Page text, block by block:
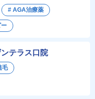
# AGA治療薬
テラス口院
毛